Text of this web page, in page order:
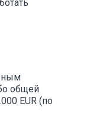
общей
EUR (по